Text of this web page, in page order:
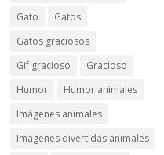
Gato
Gatos
Gatos graciosos
Gif gracioso
Gracioso
Humor
Humor animales
Imágenes animales
Imágenes divertidas animales